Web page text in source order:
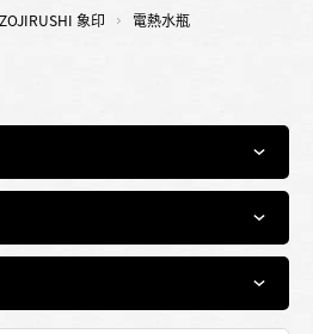
ZOJIRUSHI 象印 電熱水瓶